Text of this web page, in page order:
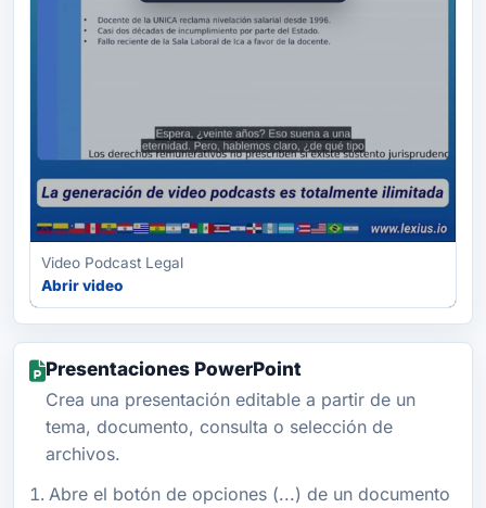
Video Podcast Legal
Abrir video
Presentaciones PowerPoint
Crea una presentación editable a partir de un
tema, documento, consulta o selección de
archivos.
Abre el botón de opciones (...) de un documento